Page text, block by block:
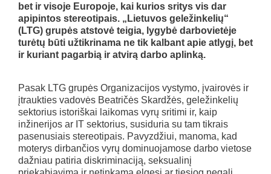
bet ir visoje Europoje, kai kurios sritys vis dar
apipintos stereotipais. „Lietuvos geležinkelių“
(LTG) grupės atstovė teigia, lygybė darbovietėje
turėtų būti užtikrinama ne tik kalbant apie atlygį, bet
ir kuriant pagarbią ir atvirą darbo aplinką.
Pasak LTG grupės Organizacijos vystymo, įvairovės ir
įtraukties vadovės Beatričės Skardžės, geležinkelių
sektorius istoriškai laikomas vyrų sritimi ir, kaip
inžinerijos ar IT sektorius, susiduria su tam tikrais
pasenusiais stereotipais. Pavyzdžiui, manoma, kad
moterys dirbančios vyrų dominuojamose darbo vietose
dažniau patiria diskriminaciją, seksualinį